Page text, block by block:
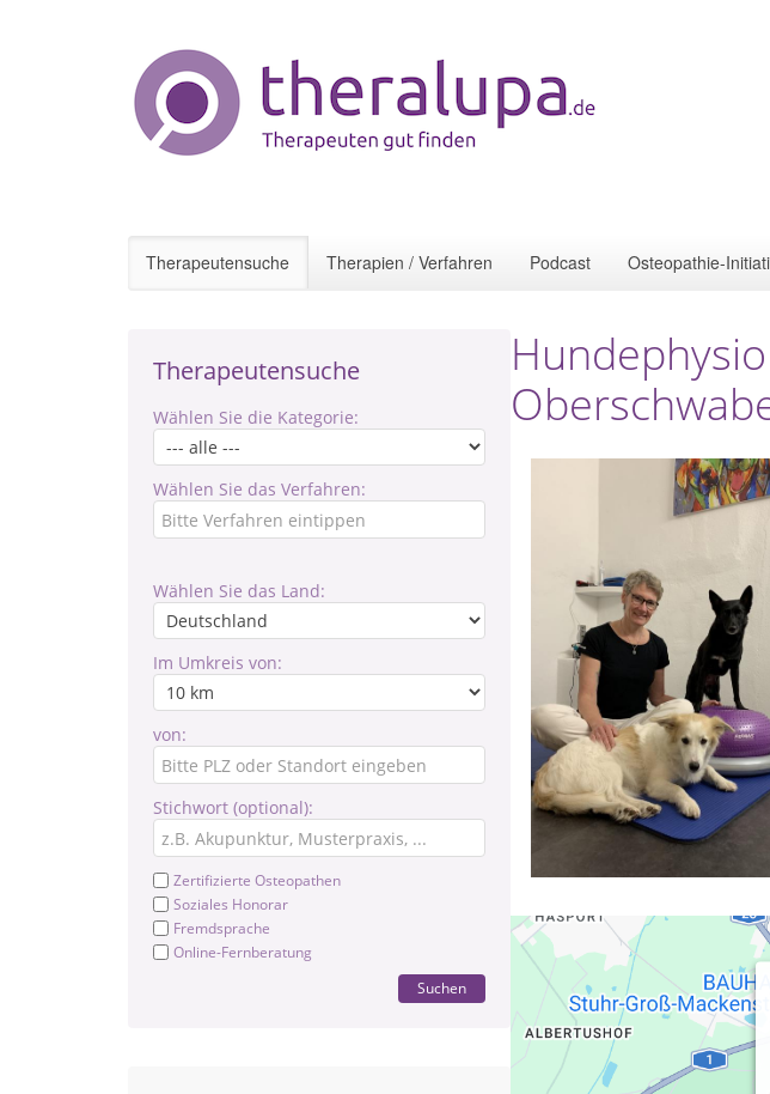
Therapeutensuche Therapien / Verfahren Podcast Osteopathie-
Therapeutensuche
Wählen Sie die Kategorie:
Wählen Sie das Verfahren:
Wählen Sie das Land:
Im Umkreis von:
von:
Stichwort (optional):
Zertifizierte Osteopathen
Soziales Honorar
Fremdsprache
Online-Fernberatung
Suchen